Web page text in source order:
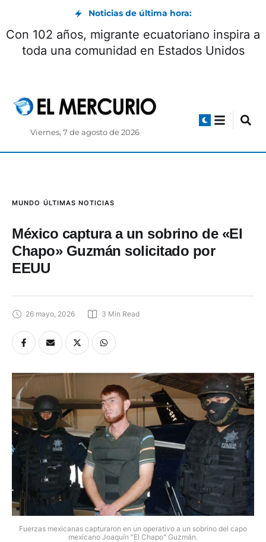
Noticias de última hora:
Con 102 años, migrante ecuatoriano inspira a
toda una comunidad en Estados Unidos
Viernes, 7 de agosto de 2026
MUNDO ÚLTIMAS NOTICIAS
México captura a un sobrino de «El
Chapo» Guzmán solicitado por
EEUU
26 mayo, 2026 3 Min Read
Fuerzas mexicanas capturaron en un operativo a un sobrino del capo
mexicano Joaquín "El Chapo" Guzmán.